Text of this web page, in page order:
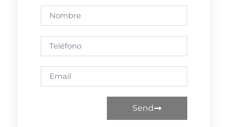
Send